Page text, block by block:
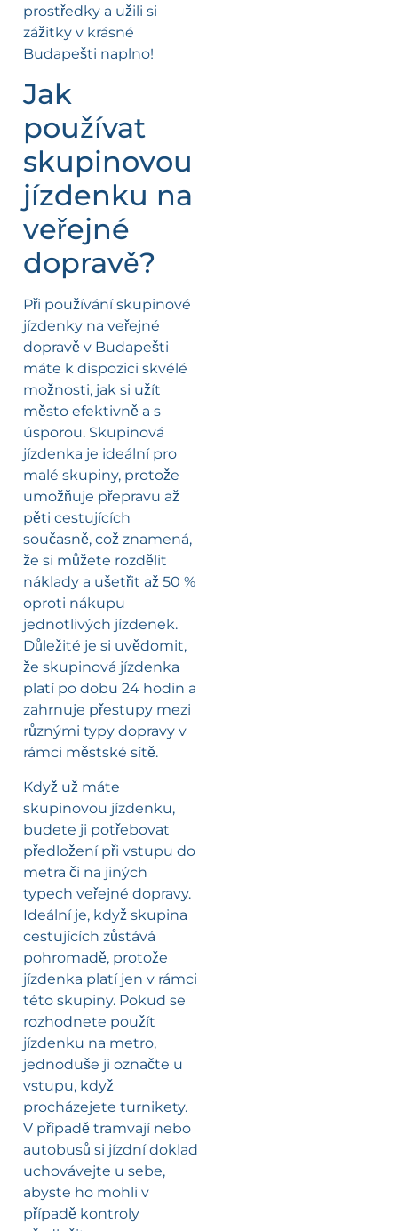
prostředky a užili si
zážitky v krásné
Budapešti naplno!
Jak
používat
skupinovou
jízdenku na
veřejné
dopravě?
Při používání skupinové
jízdenky na veřejné
dopravě v Budapešti
máte k dispozici skvélé
možnosti, jak si užít
město efektivně a s
úsporou. Skupinová
jízdenka je ideální pro
malé skupiny, protože
umožňuje přepravu až
pěti cestujících
současně, což znamená,
že si můžete rozdělit
náklady a ušetřit až 50 %
oproti nákupu
jednotlivých jízdenek.
Důležité je si uvědomit,
že skupinová jízdenka
platí po dobu 24 hodin a
zahrnuje přestupy mezi
různými typy dopravy v
rámci městské sítě.
Když už máte
skupinovou jízdenku,
budete ji potřebovat
předložení při vstupu do
metra či na jiných
typech veřejné dopravy.
Ideální je, když skupina
cestujících zůstává
pohromadě, protože
jízdenka platí jen v rámci
této skupiny. Pokud se
rozhodnete použít
jízdenku na metro,
jednoduše ji označte u
vstupu, když
procházejete turnikety.
V případě tramvají nebo
autobusů si jízdní doklad
uchovávejte u sebe,
abyste ho mohli v
případě kontroly